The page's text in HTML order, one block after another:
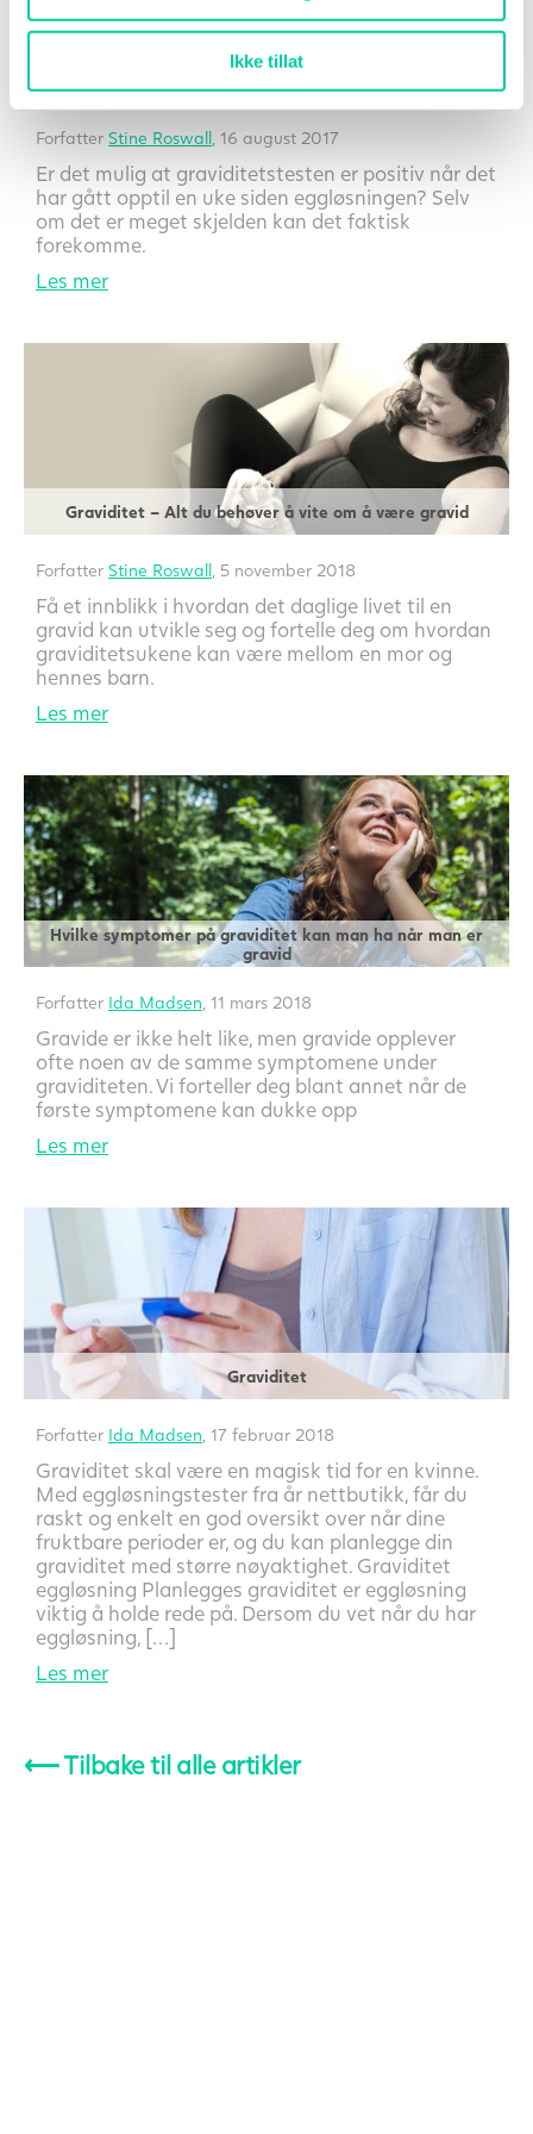
Ikke tillat
Når blir en graviditetstest positiv etter eggløsning hvis du
er gravid?
Forfatter Stine Roswall , 16 august 2017
Er det mulig at graviditetstesten er positiv når det
har gått opptil en uke siden eggløsningen? Selv
om det er meget skjelden kan det faktisk
forekomme.
Les mer
Graviditet – Alt du behøver å vite om å være gravid
Forfatter Stine Roswall , 5 november 2018
Få et innblikk i hvordan det daglige livet til en
gravid kan utvikle seg og fortelle deg om hvordan
graviditetsukene kan være mellom en mor og
hennes barn.
Les mer
Hvilke symptomer på graviditet kan man ha når man er
gravid
Forfatter Ida Madsen , 11 mars 2018
Gravide er ikke helt like, men gravide opplever
ofte noen av de samme symptomene under
graviditeten. Vi forteller deg blant annet når de
første symptomene kan dukke opp
Les mer
Graviditet
Forfatter Ida Madsen , 17 februar 2018
Graviditet skal være en magisk tid for en kvinne.
Med eggløsningstester fra år nettbutikk, får du
raskt og enkelt en god oversikt over når dine
fruktbare perioder er, og du kan planlegge din
graviditet med større nøyaktighet. Graviditet
eggløsning Planlegges graviditet er eggløsning
viktig å holde rede på. Dersom du vet når du har
eggløsning, […]
Les mer
⟵Tilbake til alle artikler